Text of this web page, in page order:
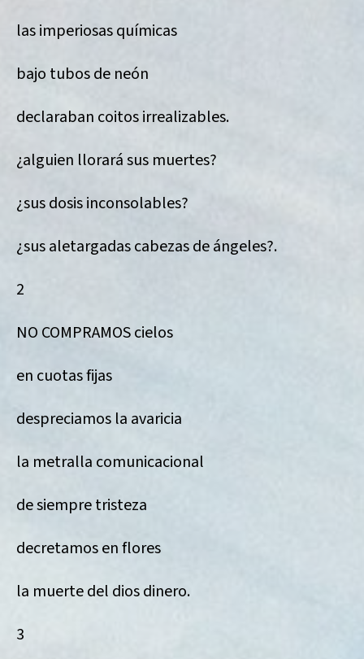
las imperiosas químicas
bajo tubos de neón
declaraban coitos irrealizables.
¿alguien llorará sus muertes?
¿sus dosis inconsolables?
¿sus aletargadas cabezas de ángeles?.
2
NO COMPRAMOS cielos
en cuotas fijas
despreciamos la avaricia
la metralla comunicacional
de siempre tristeza
decretamos en flores
la muerte del dios dinero.
3